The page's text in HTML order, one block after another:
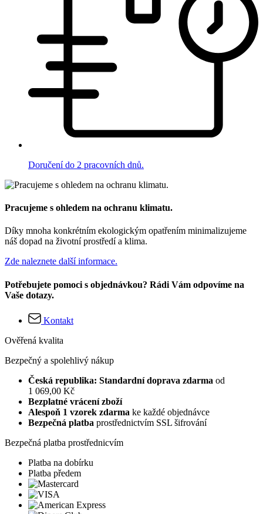
Doručení do 2 pracovních dnů.
Pracujeme s ohledem na ochranu klimatu.
Díky mnoha konkrétním ekologickým opatřením minimalizujeme
náš dopad na životní prostředí a klima.
Zde naleznete další informace.
Potřebujete pomoci s objednávkou? Rádi Vám odpovíme na
Vaše dotazy.
Kontakt
Ověřená kvalita
Bezpečný a spolehlivý nákup
Česká republika: Standardní doprava zdarma od
1 069,00 Kč
Bezplatné vrácení zboží
Alespoň 1 vzorek zdarma ke každé objednávce
Bezpečná platba prostřednictvím SSL šifrování
Bezpečná platba prostřednicvím
Platba na dobírku
Platba předem